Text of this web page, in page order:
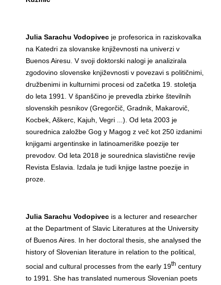
Julia Sarachu Vodopivec je profesorica in raziskovalka
na Katedri za slovanske književnosti na univerzi v
Buenos Airesu. V svoji doktorski nalogi je analizirala
zgodovino slovenske književnosti v povezavi s političnimi,
družbenimi in kulturnimi procesi od začetka 19. stoletja
do leta 1991. V španščino je prevedla zbirke številnih
slovenskih pesnikov (Gregorčič, Gradnik, Makarovič,
Kocbek, Aškerc, Kajuh, Vegri ...). Od leta 2003 je
sourednica založbe Gog y Magog z več kot 250 izdanimi
knjigami argentinske in latinoameriške poezije ter
prevodov. Od leta 2018 je sourednica slavistične revije
Revista Eslavia. Izdala je tudi knjige lastne poezije in
proze.
Julia Sarachu Vodopivec is a lecturer and researcher
at the Department of Slavic Literatures at the University
of Buenos Aires. In her doctoral thesis, she analysed the
history of Slovenian literature in relation to the political,
social and cultural processes from the early 19th century
to 1991. She has translated numerous Slovenian poets